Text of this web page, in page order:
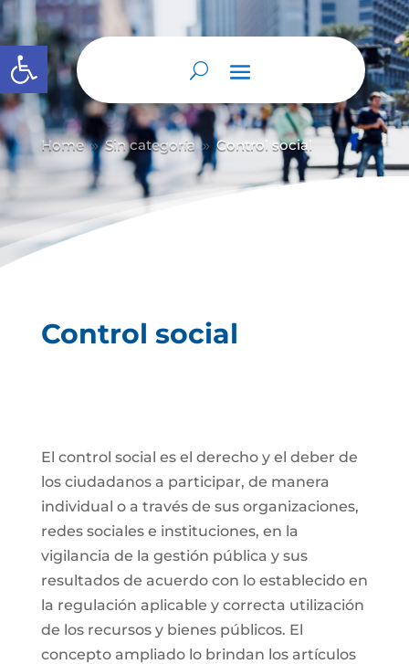
Abrir barra de herramientas
Home 9 Sin categoría 9 Control social
Control social
El control social es el derecho y el deber de
los ciudadanos a participar, de manera
individual o a través de sus organizaciones,
redes sociales e instituciones, en la
vigilancia de la gestión pública y sus
resultados de acuerdo con lo establecido en
la regulación aplicable y correcta utilización
de los recursos y bienes públicos. El
concepto ampliado lo brindan los artículos